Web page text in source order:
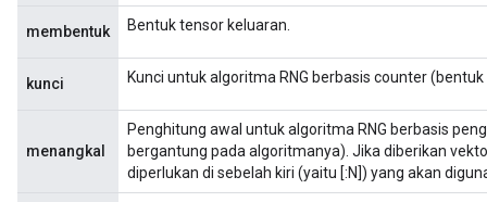
membentuk Bentuk tensor keluaran.
kunci Kunci untuk algoritma RNG berbasis counter
menangkal
Penghitung awal untuk algoritma RNG berbasis
bergantung pada algoritmanya). Jika diberikan
diperlukan di sebelah kiri (yaitu [:N]) yang akan